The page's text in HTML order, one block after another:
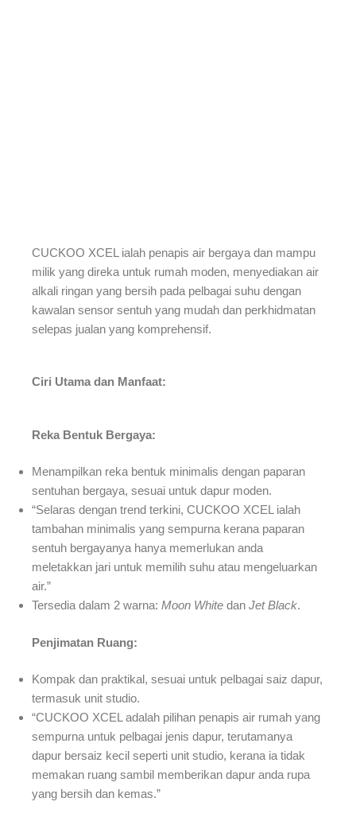
CUCKOO XCEL ialah penapis air bergaya dan mampu
milik yang direka untuk rumah moden, menyediakan air
alkali ringan yang bersih pada pelbagai suhu dengan
kawalan sensor sentuh yang mudah dan perkhidmatan
selepas jualan yang komprehensif.
Ciri Utama dan Manfaat:
Reka Bentuk Bergaya:
Menampilkan reka bentuk minimalis dengan paparan
sentuhan bergaya, sesuai untuk dapur moden.
“Selaras dengan trend terkini, CUCKOO XCEL ialah
tambahan minimalis yang sempurna kerana paparan
sentuh bergayanya hanya memerlukan anda
meletakkan jari untuk memilih suhu atau mengeluarkan
air.”
Tersedia dalam 2 warna: Moon White dan Jet Black.
Penjimatan Ruang:
Kompak dan praktikal, sesuai untuk pelbagai saiz dapur,
termasuk unit studio.
“CUCKOO XCEL adalah pilihan penapis air rumah yang
sempurna untuk pelbagai jenis dapur, terutamanya
dapur bersaiz kecil seperti unit studio, kerana ia tidak
memakan ruang sambil memberikan dapur anda rupa
yang bersih dan kemas.”